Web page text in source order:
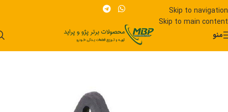
Skip to navigation
Skip to main content
منو